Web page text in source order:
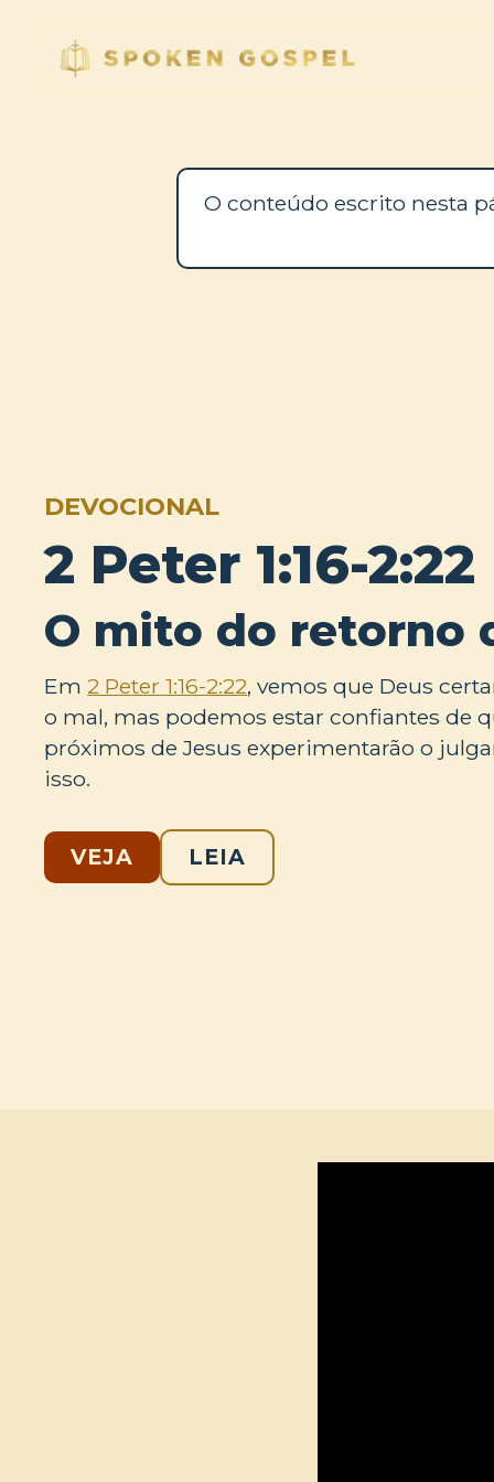
O conteúdo escrito nesta
DEVOCIONAL
2 Peter 1:16-2:22
O mito do retorno
Em 2 Peter 1:16-2:22, vemos que Deus
o mal, mas podemos estar confiantes de
próximos de Jesus experimentarão o
isso.
VEJA LEIA